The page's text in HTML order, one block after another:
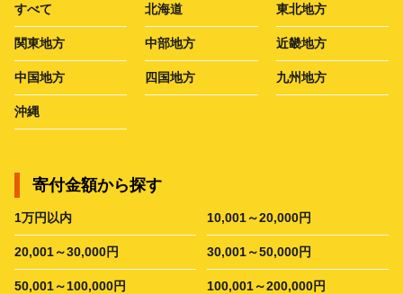
すべて 北海道 東北地方
関東地方 中部地方 近畿地方
中国地方 四国地方 九州地方
沖縄
寄付金額から探す
1万円以内 10,001～20,000円
20,001～30,000円 30,001～50,000円
50,001～100,000円 100,001～200,000円